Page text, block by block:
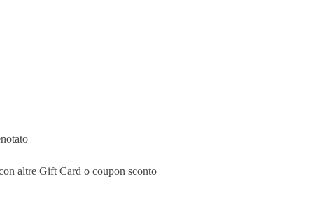
altre Gift Card o coupon sconto